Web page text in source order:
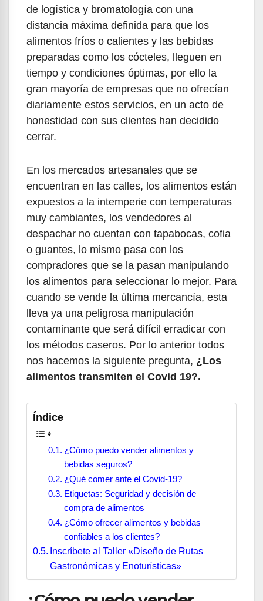
de logística y bromatología con una
distancia máxima definida para que los
alimentos fríos o calientes y las bebidas
preparadas como los cócteles, lleguen en
tiempo y condiciones óptimas, por ello la
gran mayoría de empresas que no ofrecían
diariamente estos servicios, en un acto de
honestidad con sus clientes han decidido
cerrar.
En los mercados artesanales que se
encuentran en las calles, los alimentos están
expuestos a la intemperie con temperaturas
muy cambiantes, los vendedores al
despachar no cuentan con tapabocas, cofia
o guantes, lo mismo pasa con los
compradores que se la pasan manipulando
los alimentos para seleccionar lo mejor. Para
cuando se vende la última mercancía, esta
lleva ya una peligrosa manipulación
contaminante que será difícil erradicar con
los métodos caseros. Por lo anterior todos
nos hacemos la siguiente pregunta, ¿Los
alimentos transmiten el Covid 19?.
Índice
¿Cómo puedo vender alimentos y
bebidas seguros?
¿Qué comer ante el Covid-19?
Etiquetas: Seguridad y decisión de
compra de alimentos
¿Cómo ofrecer alimentos y bebidas
confiables a los clientes?
Inscríbete al Taller «Diseño de Rutas
Gastronómicas y Enoturísticas»